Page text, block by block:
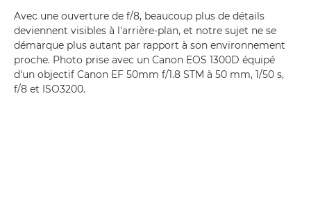
Avec une ouverture de f/8, beaucoup plus de détails
deviennent visibles à l'arrière-plan, et notre sujet ne se
démarque plus autant par rapport à son environnement
proche. Photo prise avec un Canon EOS 1300D équipé
d'un objectif Canon EF 50mm f/1.8 STM à 50 mm, 1/50 s,
f/8 et ISO3200.